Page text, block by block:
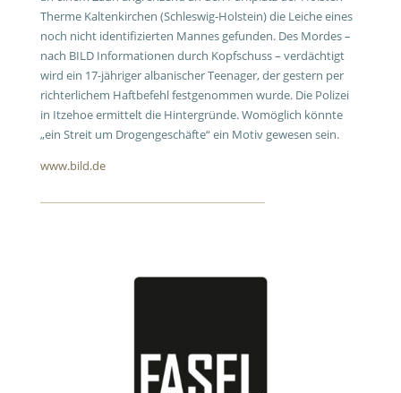
Therme Kaltenkirchen (Schleswig-Holstein) die Leiche eines
noch nicht identifizierten Mannes gefunden. Des Mordes –
nach BILD Informationen durch Kopfschuss – verdächtigt
wird ein 17-jähriger albanischer Teenager, der gestern per
richterlichem Haftbefehl festgenommen wurde. Die Polizei
in Itzehoe ermittelt die Hintergründe. Womöglich könnte
„ein Streit um Drogengeschäfte“ ein Motiv gewesen sein.
www.bild.de